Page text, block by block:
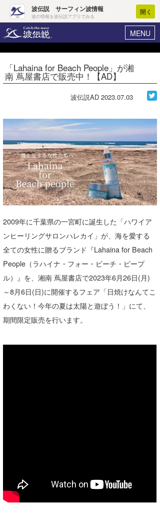
波伝説 サーフィン波情報
波の情報を波伝説アプリでみる
開く
MENU
ヘルプ マイホーム
ログイン
WAVE HUNTER 波予想ツール
気象情報
ニュース
サーフィンエリアガイド
今月のプレゼント
「Lahaina for Beach People」が湘
南 蔦屋書店で販売中！【AD】
波伝説AD 2023.07.03
2009年に千葉県の一宮町に誕生した「ハワイア
ンヒーリングサロンハレカイ」が、海を愛する
全ての女性に贈るブランド『Lahaina for Beach
People（ラハイナ・フォー・ビーチ・ピープ
ル）』を、湘南 蔦屋書店で2023年6月26日(月)
～8月6日(日)に開催するフェア「日焼けなんてこ
わくない！今年の夏は太陽と遊ぼう！」にて、
期間限定販売を行います。
Core Surf Japan
アート＆エンタメ
コラム
トラベル
ショップ情報
湘南
千葉北
伊豆
千葉南
大阪
お知らせ
その他
ルール＆How to
VOTE!
Naoya Kimoto
mitsuteru Kamio
メディア
SURFMEDIA
波伝説アンバサダー/プロライダー